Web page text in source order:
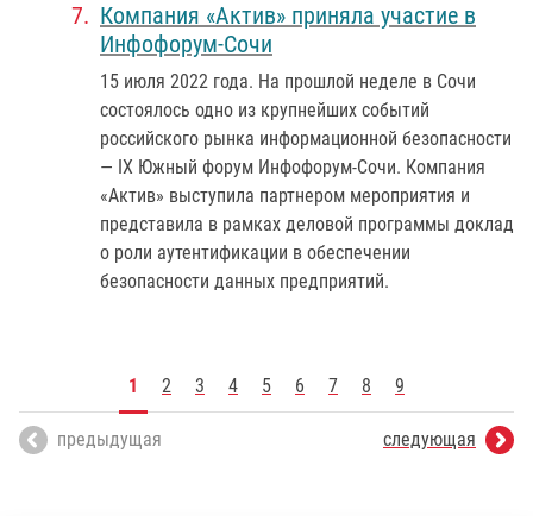
Компания «Актив» приняла участие в
Инфофорум-Сочи
15 июля 2022 года. На прошлой неделе в Сочи
состоялось одно из крупнейших событий
российского рынка информационной безопасности
— IX Южный форум Инфофорум-Сочи. Компания
«Актив» выступила партнером мероприятия и
представила в рамках деловой программы доклад
о роли аутентификации в обеспечении
безопасности данных предприятий.
предыдущая
1 2 3 4 5 6 7 8 9
следующая